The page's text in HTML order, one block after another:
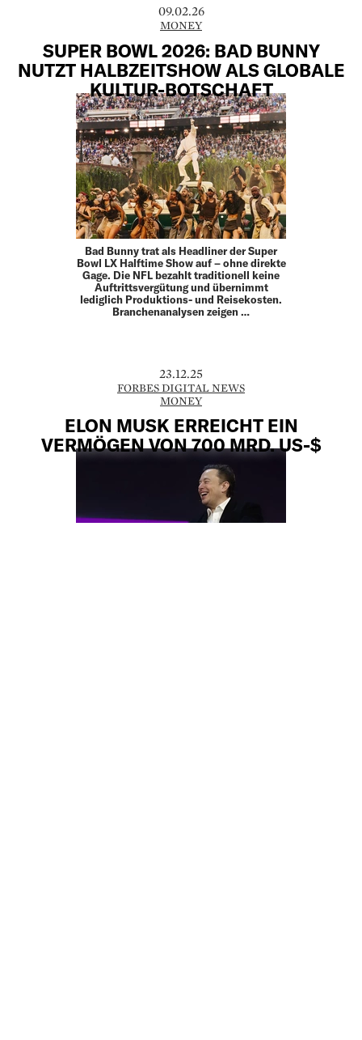
09.02.26
MONEY
SUPER BOWL 2026: BAD BUNNY
NUTZT HALBZEITSHOW ALS GLOBALE
KULTUR-BOTSCHAFT
Bad Bunny trat als Headliner der Super
Bowl LX Halftime Show auf – ohne direkte
Gage. Die NFL bezahlt traditionell keine
Auftrittsvergütung und übernimmt
lediglich Produktions- und Reisekosten.
Branchenanalysen zeigen …
23.12.25
FORBES DIGITAL NEWS
MONEY
ELON MUSK ERREICHT EIN
VERMÖGEN VON 700 MRD. US-$